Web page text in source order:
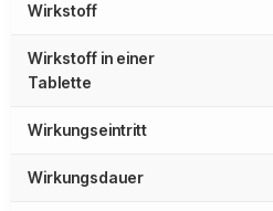
Wirkstoff
Wirkstoff in einer
Tablette
Wirkungseintritt
Wirkungsdauer